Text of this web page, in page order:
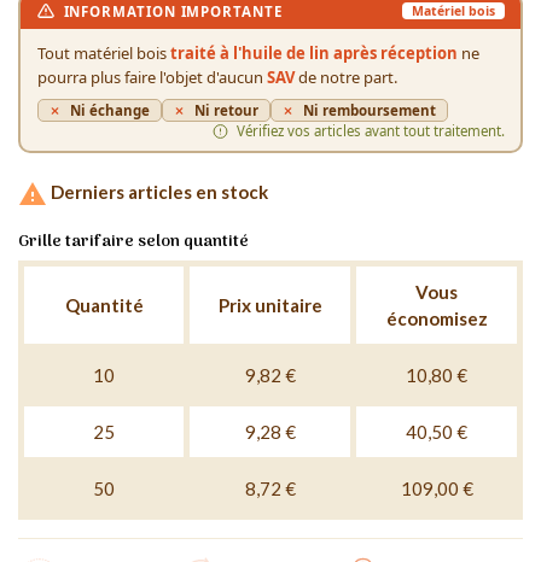
INFORMATION IMPORTANTE Matériel bois
Tout matériel boistraité à l'huile de lin après réception ne
pourra plus faire l'objet d'aucun SAVde notre part.
Ni échange Ni retour
Ni remboursement
Vérifiez vos articles avant tout traitement.
 Derniers articles en stock
Grille tarifaire selon quantité
Quantité Prix unitaire
Vous
économisez
10 9,82 € 10,80 €
25 9,28 € 40,50 €
50 8,72 € 109,00 €